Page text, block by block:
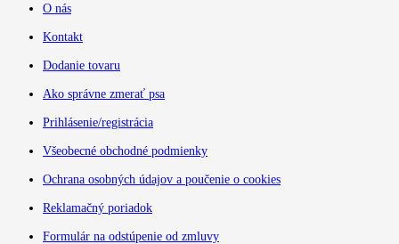
O nás
Kontakt
Dodanie tovaru
Ako správne zmerať psa
Prihlásenie/registrácia
Všeobecné obchodné podmienky
Ochrana osobných údajov a poučenie o cookies
Reklamačný poriadok
Formulár na odstúpenie od zmluvy